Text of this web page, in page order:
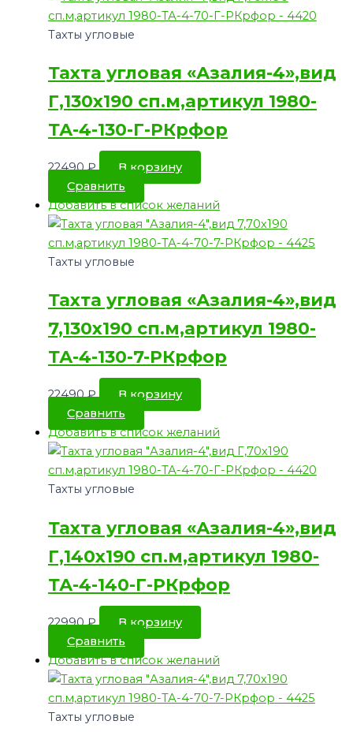
Тахты угловые
Тахта угловая «Азалия-4»,вид
Г,130х190 сп.м,артикул 1980-
ТА-4-130-Г-РКрфор
22490₽
В корзину
Сравнить
Добавить в список желаний
Тахты угловые
Тахта угловая «Азалия-4»,вид
7,130х190 сп.м,артикул 1980-
ТА-4-130-7-РКрфор
22490₽
В корзину
Сравнить
Добавить в список желаний
Тахты угловые
Тахта угловая «Азалия-4»,вид
Г,140х190 сп.м,артикул 1980-
ТА-4-140-Г-РКрфор
22990₽
В корзину
Сравнить
Добавить в список желаний
Тахты угловые